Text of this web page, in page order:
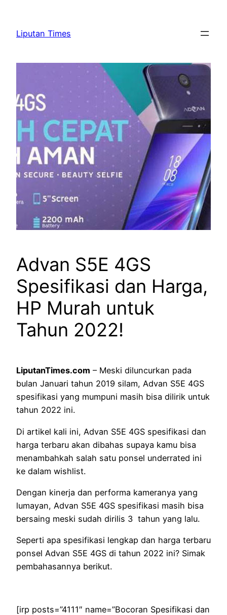
content
Liputan Times
Advan S5E 4GS
Spesifikasi dan Harga,
HP Murah untuk
Tahun 2022!
LiputanTimes.com – Meski diluncurkan pada
bulan Januari tahun 2019 silam, Advan S5E 4GS
spesifikasi yang mumpuni masih bisa dilirik untuk
tahun 2022 ini.
Di artikel kali ini, Advan S5E 4GS spesifikasi dan
harga terbaru akan dibahas supaya kamu bisa
menambahkah salah satu ponsel underrated ini
ke dalam wishlist.
Dengan kinerja dan performa kameranya yang
lumayan, Advan S5E 4GS spesifikasi masih bisa
bersaing meski sudah dirilis 3 tahun yang lalu.
Seperti apa spesifikasi lengkap dan harga terbaru
ponsel Advan S5E 4GS di tahun 2022 ini? Simak
pembahasannya berikut.
[irp posts=”4111″ name=”Bocoran Spesifikasi dan